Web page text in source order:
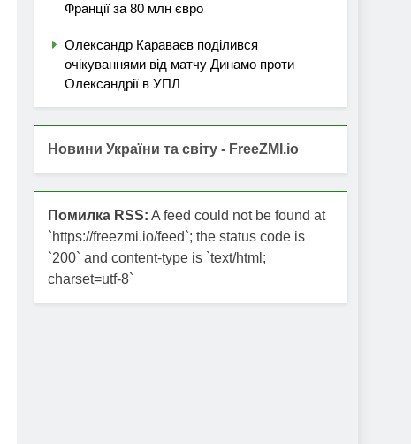
Франції за 80 млн євро
Олександр Караваєв поділився
очікуваннями від матчу Динамо проти
Олександрії в УПЛ
Новини України та світу - FreeZMI.io
Помилка RSS: A feed could not be found at
`https://freezmi.io/feed`; the status code is
`200` and content-type is `text/html;
charset=utf-8`